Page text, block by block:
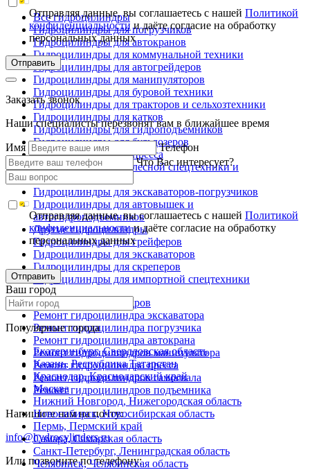
Все гидроцилиндры
Гидроцилиндры для погрузчиков
Гидроцилиндры для автокранов
Гидроцилиндры для коммунальной техники
Гидроцилиндры для автогрейдеров
Гидроцилиндры для манипуляторов
Гидроцилиндры для буровой техники
Гидроцилиндры для тракторов и сельхозтехники
Гидроцилиндры для катков
Гидроцилиндры для гидроподъемников
Гидроцилиндры для бульдозеров
Гидроцилиндры для пресса
Гидроцилиндры для лесной спецтехники и
металловозов
Гидроцилиндры для экскаваторов-погрузчиков
Гидроцилиндры для автовышек и
автогидроподъемников
Другие гидроцилиндры
Гидроцилиндры для грейферов
Гидроцилиндры для экскаваторов
Гидроцилиндры для скреперов
Гидроцилиндры для импортной спецтехники
Ремонт гидроцилиндров
Ремонт гидроцилиндра экскаватора
Ремонт гидроцилиндра погрузчика
Ремонт гидроцилиндра автокрана
Ремонт гидроцилиндров манипулятора
Ремонт гидроцилиндра пресса
Ремонт гидроцилиндров самосвала
Ремонт гидроцилиндров подъемника
Напишите нам на почту:
info@hydrocylinders.ru
Или позвоните по телефону:
Отправляя данные, вы соглашаетесь с нашейПолитикой
конфиденциальностии даёте согласие на обработку
персональных данных
Отправить
Заказать звонок
Наши специалисты перезвонят вам в ближайшее время
Имя
Телефон
Что Вас интересует?
Отправляя данные, вы соглашаетесь с нашейПолитикой
конфиденциальностии даёте согласие на обработку
персональных данных
Отправить
Ваш город
Популярные города
Екатеринбург, Свердловская область
Казань, Республика Татарстан
Краснодар, Краснодарский край
Москва
Нижний Новгород, Нижегородская область
Новосибирск, Новосибирская область
Пермь, Пермский край
Самара, Самарская область
Санкт-Петербург, Ленинградская область
Челябинск, Челябинская область